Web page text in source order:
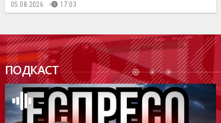
05.08.2026. 17:03
ПОДКАСТ
ПОДК